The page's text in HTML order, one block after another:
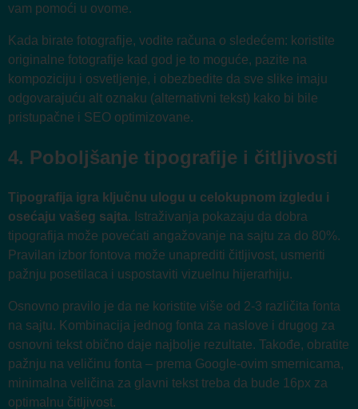
vam pomoći u ovome.
Kada birate fotografije, vodite računa o sledećem: koristite
originalne fotografije kad god je to moguće, pazite na
kompoziciju i osvetljenje, i obezbedite da sve slike imaju
odgovarajuću alt oznaku (alternativni tekst) kako bi bile
pristupačne i SEO optimizovane.
4. Poboljšanje tipografije i čitljivosti
Tipografija igra ključnu ulogu u celokupnom izgledu i
osećaju vašeg sajta. Istraživanja pokazaju da dobra
tipografija može povećati angažovanje na sajtu za do 80%.
Pravilan izbor fontova može unaprediti čitljivost, usmeriti
pažnju posetilaca i uspostaviti vizuelnu hijerarhiju.
Osnovno pravilo je da ne koristite više od 2-3 različita fonta
na sajtu. Kombinacija jednog fonta za naslove i drugog za
osnovni tekst obično daje najbolje rezultate. Takođe, obratite
pažnju na veličinu fonta – prema Google-ovim smernicama,
minimalna veličina za glavni tekst treba da bude 16px za
optimalnu čitljivost.